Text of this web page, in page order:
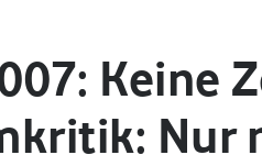
Keine
Nur